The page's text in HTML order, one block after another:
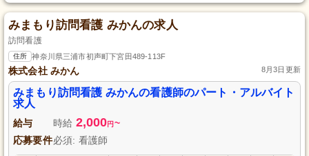
みまもり訪問看護 みかんの求人
訪問看護
住所 神奈川県三浦市初声町下宮田489-113F
株式会社 みかん 8月3日更新
みまもり訪問看護 みかんの看護師のパート・アルバイト
求人
給与 時給 2,000円 ~
応募要件必須: 看護師